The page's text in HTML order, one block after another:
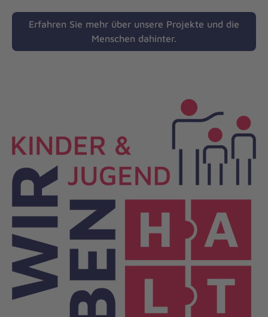
Erfahren Sie mehr über unsere Projekte und die
Menschen dahinter.